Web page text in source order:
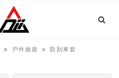
戶外旅遊 防刮車套